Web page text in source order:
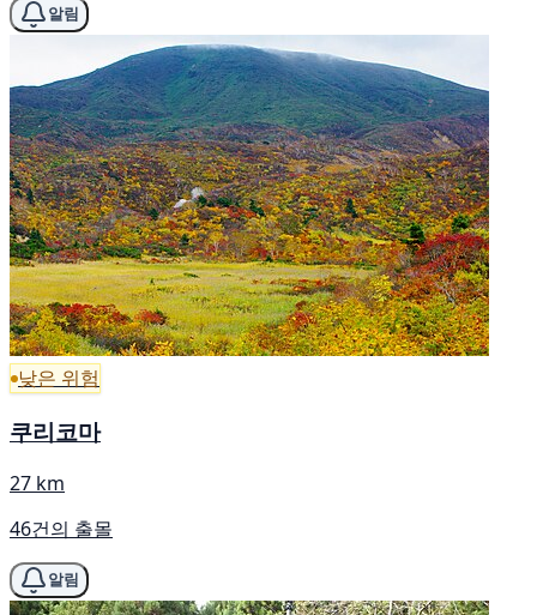
알림
낮은 위험
쿠리코마
27 km
46건의 출몰
알림